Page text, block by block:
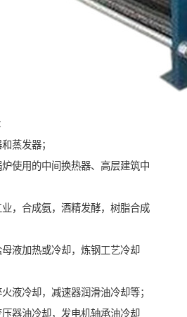
蒸发器；
使用的中间换热器、高层建筑中
，合成氨，酒精发酵，树脂合成
液加热或冷却，炼钢工艺冷却
液冷却，减速器润滑油冷却等；
器油冷却，发电机轴承油冷却